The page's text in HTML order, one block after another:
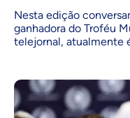
Nesta edição
ganhadora do Troféu
telejornal, atualmente